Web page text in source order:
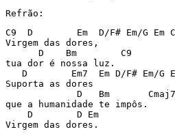
Refrão:
C9  D        Em  D/F# Em/G Em
Virgem das dores,
      D    Bm        C9
tua dor é nossa luz.
D        Em7  Em D/F# Em/G
Suporta as dores
             D   Bm       Cmaj7
que a humanidade te impôs.
    D        D Em
Virgem das dores.